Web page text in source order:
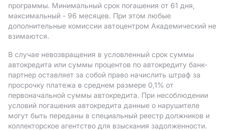
программы. Минимальный срок погашения от 61 дня,
максимальный - 96 месяцев. При этом любые
дополнительные комиссии автоцентром Академический не
взимаются.
В случае невозвращения в условленный срок суммы
автокредита или суммы процентов по автокредиту банк-
партнер оставляет за собой право начислить штраф за
просрочку платежа в среднем размере 0,1% от
первоначальной суммы автокредита. При несоблюдении
условий погашения автокредита данные о нарушителе
могут быть переданы в специальный реестр должников и
коллекторское агентство для взыскания задолженности.